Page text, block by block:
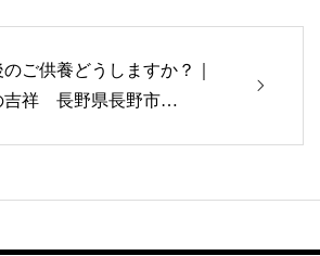
ご供養どうしますか？｜
吉祥 長野県長野市…